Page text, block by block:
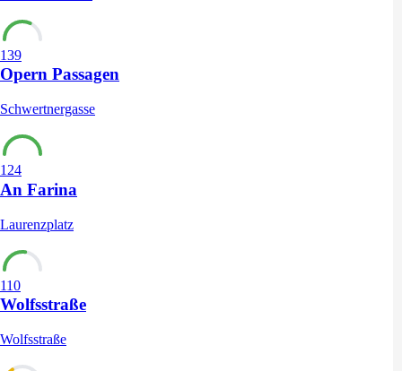
139
Opern Passagen
Schwertnergasse
124
An Farina
Laurenzplatz
110
Wolfsstraße
Wolfsstraße